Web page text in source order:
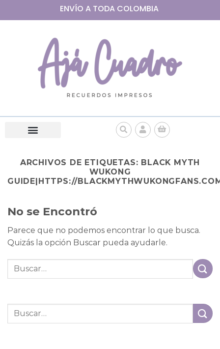
ENVÍO A TODA COLOMBIA
ARCHIVOS DE ETIQUETAS: BLACK MYTH
WUKONG
GUIDE|HTTPS://
No se Encontró
Parece que no podemos encontrar lo que busca.
Quizás la opción Buscar pueda ayudarle.